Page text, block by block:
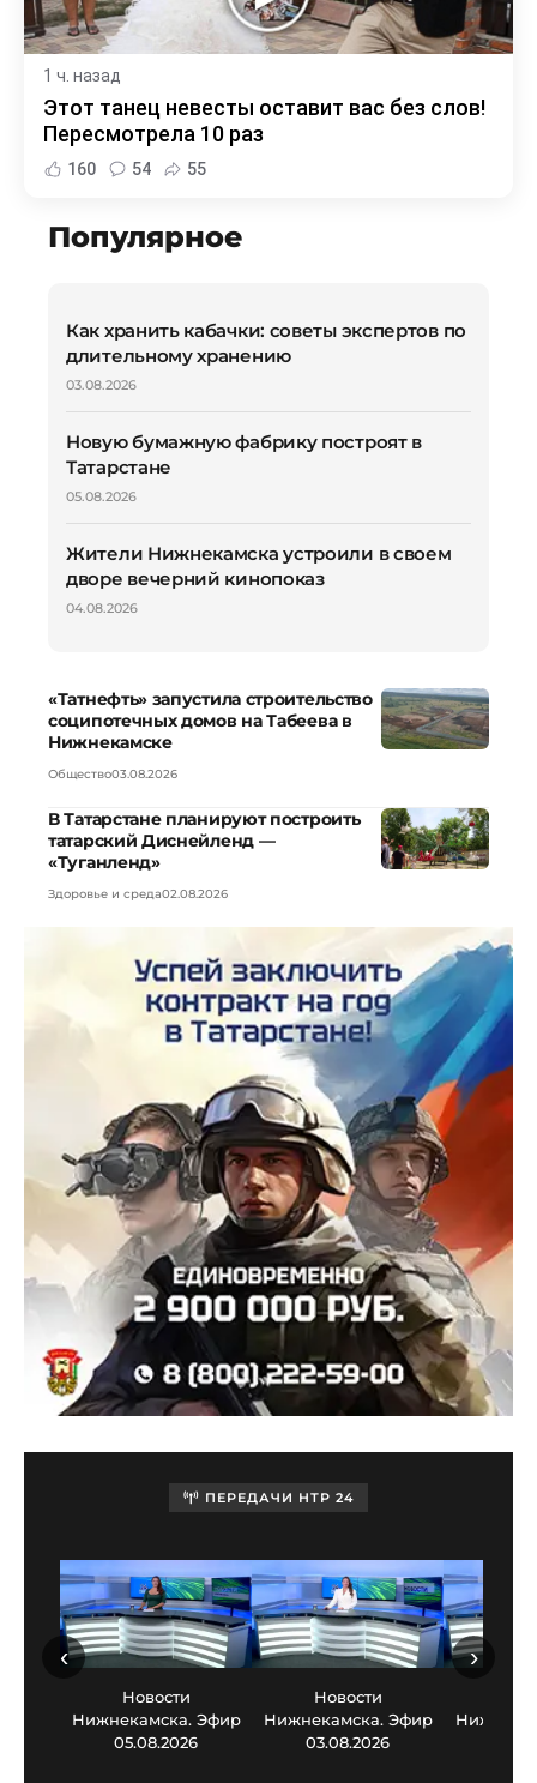
1 ч. назад
Этот танец невесты оставит вас без слов!
Пересмотрела 10 раз
160 54 55
Популярное
Как хранить кабачки: советы экспертов по
длительному хранению
03.08.2026
Новую бумажную фабрику построят в
Татарстане
05.08.2026
Жители Нижнекамска устроили в своем
дворе вечерний кинопоказ
04.08.2026
«Татнефть» запустила строительство
соципотечных домов на Табеева в
Нижнекамске
Общество03.08.2026
В Татарстане планируют построить
татарский Диснейленд —
«Туганленд»
Здоровье и среда02.08.2026
ПЕРЕДАЧИ НТР 24
Новости
Нижнекамска. Эфир
05.08.2026
Новости
Нижнекамска. Эфир
03.08.2026
‹ ›